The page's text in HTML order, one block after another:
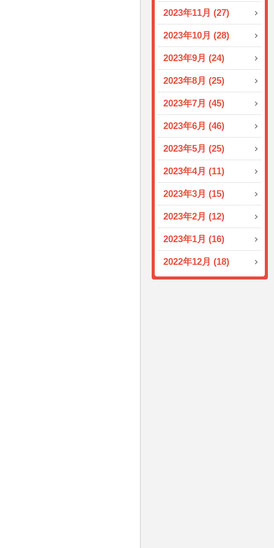
2023年11月 (27)
2023年10月 (28)
2023年9月 (24)
2023年8月 (25)
2023年7月 (45)
2023年6月 (46)
2023年5月 (25)
2023年4月 (11)
2023年3月 (15)
2023年2月 (12)
2023年1月 (16)
2022年12月 (18)